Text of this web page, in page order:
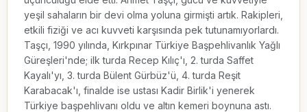
yeşil sahaların bir devi olma yoluna girmişti artık. Rakipleri,
etkili fiziği ve acı kuvveti karşısında pek tutunamıyorlardı.
Taşçı, 1990 yılında, Kırkpınar Türkiye Başpehlivanlık Yağlı
Güreşleri'nde; ilk turda Recep Kılıç'ı, 2. turda Saffet
Kayalı'yı, 3. turda Bülent Gürbüz'ü, 4. turda Reşit
Karabacak'ı, finalde ise ustası Kadir Birlik'i yenerek
Türkiye başpehlivanı oldu ve altın kemeri boynuna astı.